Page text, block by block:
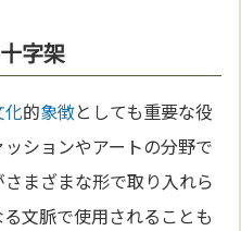
字架
化的象徴としても重要な役
ションやアートの分野で
さまざまな形で取り入れら
る文脈で使用されることも